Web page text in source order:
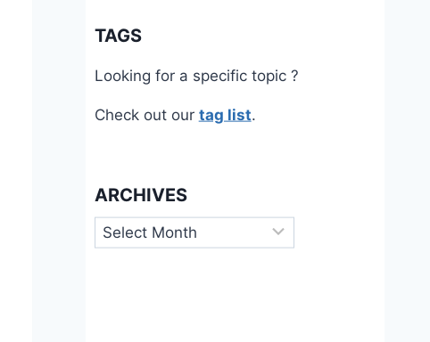
TAGS
Looking for a specific topic ?
Check out our tag list.
ARCHIVES
Archives